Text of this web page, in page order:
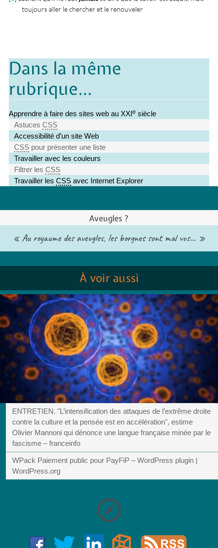
toujours aller le chercher et le renouveler
Dans la même
rubrique…
Apprendre à faire des sites web au XXIe siècle
AstucesCSS
Accessibilité d’un site Web
CSS pour présenter une liste
Travailler avec les couleurs
Filtrer lesCSS
Travailler lesCSS avec Internet Explorer
Aveugles ?
« Au royaume des aveugles, les borgnes sont mal vus… »
À voir aussi
ENTRETIEN. "L’intensification des attaques de l’extrême droite
contre la culture et la pensée est en accélération", estime
Olivier Mannoni qui dénonce une langue française minée par le
fascisme – franceinfo
WPack Paiement public pour PayFiP – WordPress plugin |
WordPress.org